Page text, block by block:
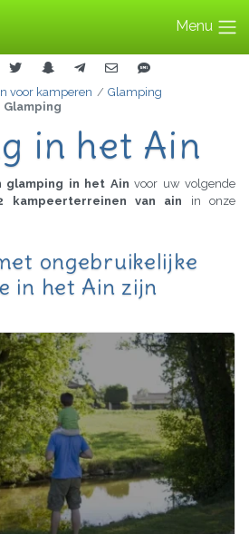
Menu
voor kamperen
Glamping
Glamping
in het Ain
glamping in het Ain voor uw volgende
kampeerterreinen van ain in onze
ongebruikelijke
in het Ain zijn